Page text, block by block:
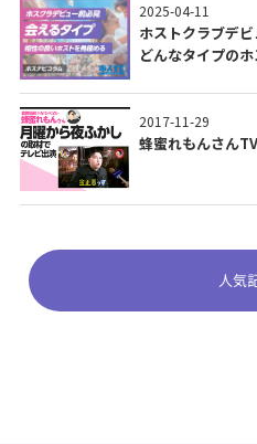
2025-04-11
ホストクラブデ
どんなタイプの
2017-11-29
蜂蜜れもんさん
人気